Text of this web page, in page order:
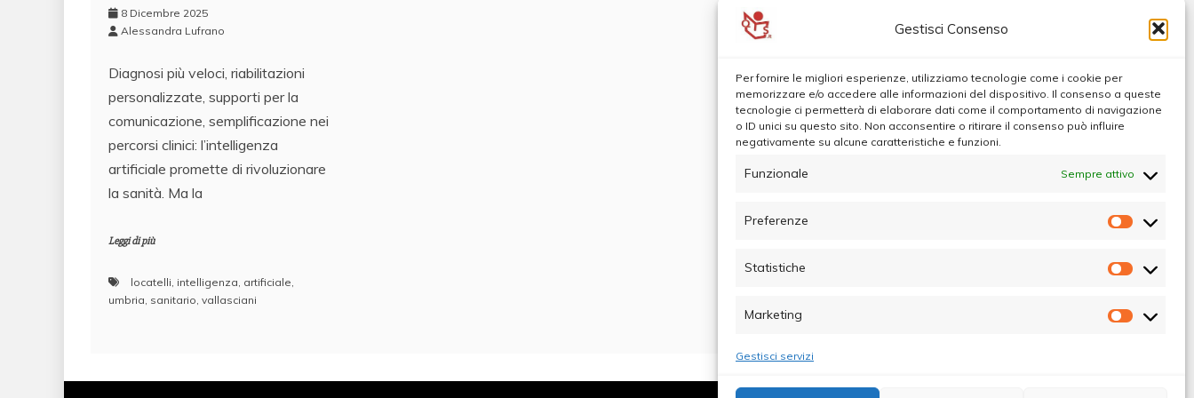
Gestisci Consenso
Per fornire le migliori esperienze, utilizziamo tecnologie come i cookie per
memorizzare e/o accedere alle informazioni del dispositivo. Il consenso a queste
tecnologie ci permetterà di elaborare dati come il comportamento di navigazione
o ID unici su questo sito. Non acconsentire o ritirare il consenso può influire
negativamente su alcune caratteristiche e funzioni.
Funzionale Sempre attivo
Preferenze
Statistiche
Marketing
Gestisci servizi
8 Dicembre 2025
Alessandra Lufrano
Diagnosi più veloci, riabilitazioni
personalizzate, supporti per la
comunicazione, semplificazione nei
percorsi clinici: l’intelligenza
artificiale promette di rivoluzionare
la sanità. Ma la
Leggi di più
locatelli, intelligenza, artificiale,
umbria, sanitario, vallasciani